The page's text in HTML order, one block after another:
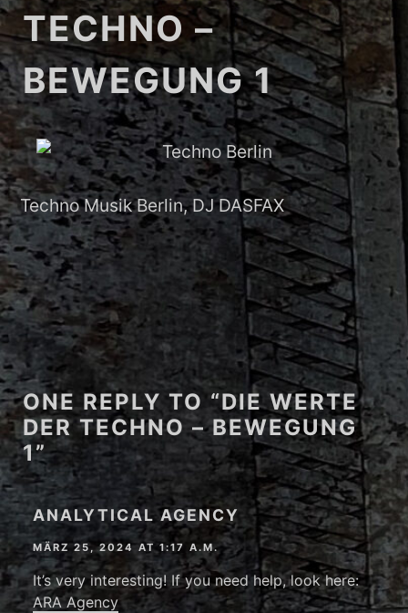
TECHNO –
BEWEGUNG 1
Techno Musik Berlin, DJ DASFAX
ONE REPLY TO “DIE WERTE
DER TECHNO – BEWEGUNG
1”
ANALYTICAL AGENCY
MÄRZ 25, 2024 AT 1:17 A.M.
It’s very interesting! If you need help, look here:
ARA Agency